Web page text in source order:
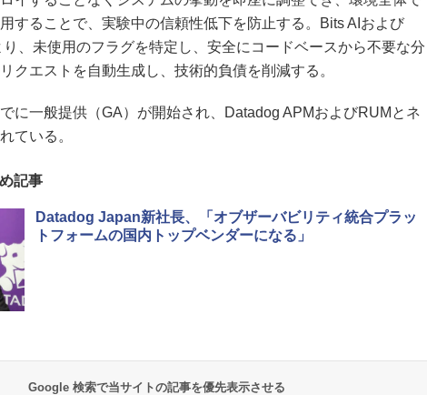
することで、実験中の信頼性低下を防止する。Bits AIおよび
、未使用のフラグを特定し、安全にコードベースから不要な分
クエストを自動生成し、技術的負債を削減する。
に一般提供（GA）が開始され、Datadog APMおよびRUMとネ
ている。
記事
Datadog Japan新社長、「オブザーバビリティ統合プラッ
トフォームの国内トップベンダーになる」
Google 検索で当サイトの記事を優先表示させる